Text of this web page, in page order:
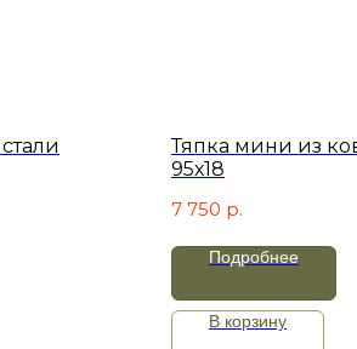
Тяпка мини из
95х18
7 750 р.
Подробнее
В корзину